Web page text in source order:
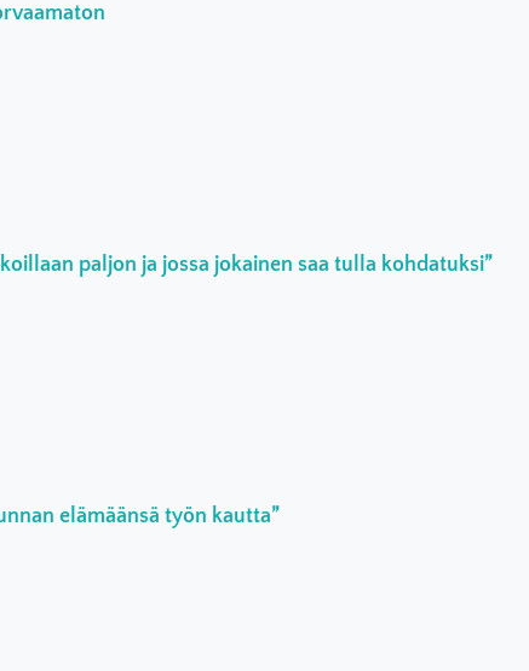
paljon ja jossa jokainen saa tulla kohdatuksi”
elämäänsä työn kautta”